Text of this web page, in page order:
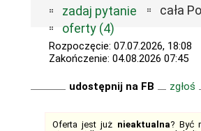
zadaj pytanie
oferty (4)
cała
Rozpoczęcie: 07.07.2026, 18:08
Zakończenie: 04.08.2026 07:45
udostępnij na FB zgłoś
Oferta jest już nieaktualna? Być